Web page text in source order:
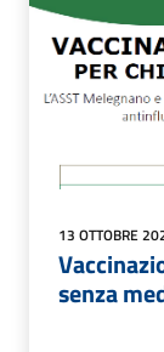
13 OTTOBRE
senza